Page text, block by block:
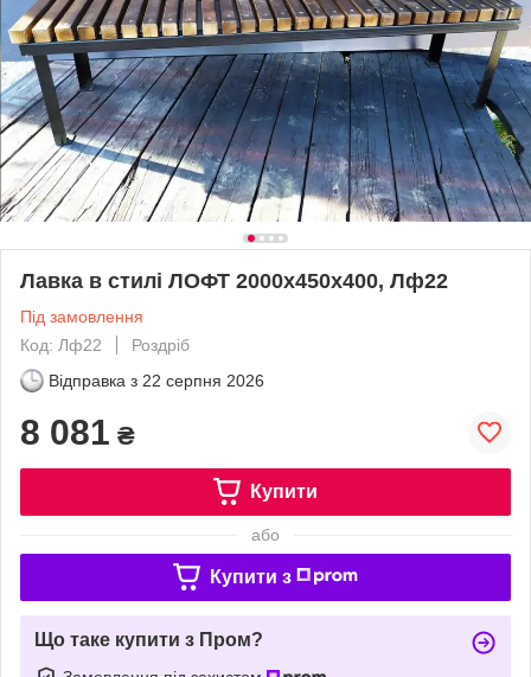
Лавка в стилі ЛОФТ 2000х450х400, Лф22
Під замовлення
Код: Лф22
Роздріб
Відправка з 22 серпня 2026
8 081 ₴
Купити
або
Купити з
Що таке купити з Пром?